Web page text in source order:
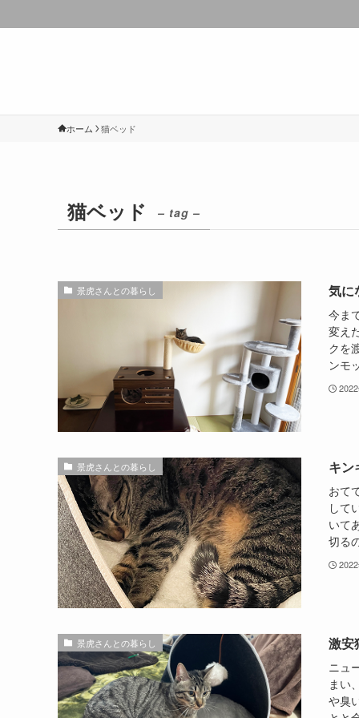
ホーム 猫ベッド
猫ベッド – tag –
景虎さんとの暮らし 気に
今ま
変え
クを
ンモ
景虎さんとの暮らし キン
おて
して
いて
切る
景虎さんとの暮らし 激安
ニュ
まい
や臭